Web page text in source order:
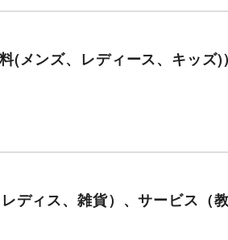
ンズ、レディース、キッズ)）
ィス、雑貨）、サービス（